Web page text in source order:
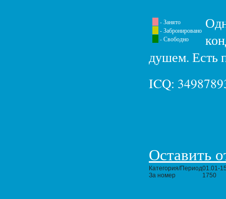
- Занято
- Забронировано
- Свободно
душем. Есть
ICQ:
Оставить
Категория/Период01.01-
За номер
1750